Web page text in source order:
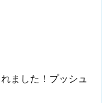
ました！プッシュ